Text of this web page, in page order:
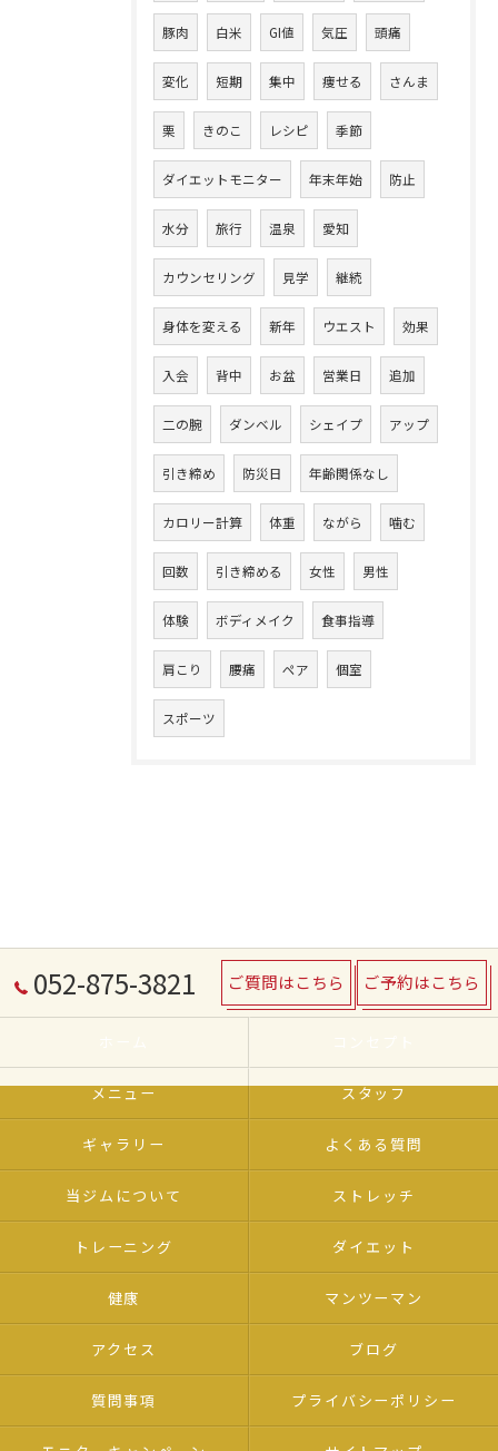
豚肉 白米 GI値 気圧 頭痛
変化 短期 集中 痩せる さんま
栗 きのこ レシピ 季節
ダイエットモニター 年末年始 防止
水分 旅行 温泉 愛知
カウンセリング 見学 継続
身体を変える 新年 ウエスト 効果
入会 背中 お盆 営業日 追加
二の腕 ダンベル シェイプ アップ
引き締め 防災日 年齢関係なし
カロリー計算 体重 ながら 噛む
回数 引き締める 女性 男性
体験 ボディメイク 食事指導
肩こり 腰痛 ペア 個室
スポーツ
052-875-3821 ご質問はこちら ご予約はこちら
メニュー スタッフ
ギャラリー よくある質問
当ジムについて ストレッチ
トレーニング ダイエット
健康 マンツーマン
アクセス ブログ
質問事項 プライバシーポリシー